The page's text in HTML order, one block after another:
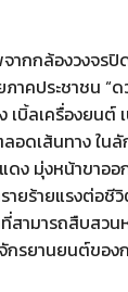
ากกล้องวงจ
าคประชาชน
บิ้ลเครื่องยนต์
ดเส้นทาง ใน
ง มุ่งหน้าขาอ
ยร้ายแรงต่อ
สามารถสืบส
รยานยนต์ของ